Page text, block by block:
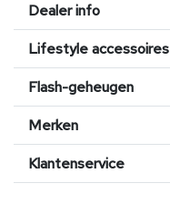
Dealer info
Lifestyle accessoires
Flash-geheugen
Merken
Klantenservice